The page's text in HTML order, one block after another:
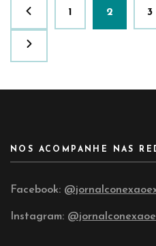
Paginação
de
posts
Página
1 Página
2 3
NOS ACOMPANHE NAS
Facebook:
Instagram: